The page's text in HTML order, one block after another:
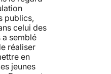
publics,
celui des
semblé
réaliser
en
jeunes